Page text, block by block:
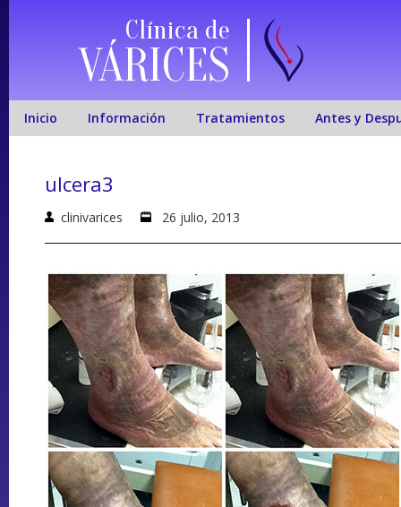
Clínica de
VÁRICES
Inicio Información Tratamientos Antes y
ulcera3
clinivarices 26 julio, 2013